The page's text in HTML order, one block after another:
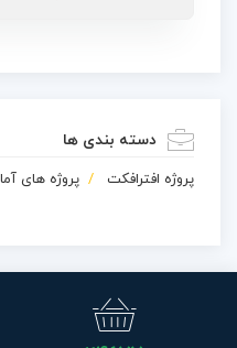
دسته بندی ها
پروژه افترافکت پروژه های